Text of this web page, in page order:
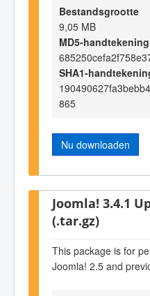
Bestandsgrootte
9,05 MB
MD5-handtekening
SHA1-
865
Nu downloaden
Joomla! 3.4.1
(.tar.gz)
This package is for
Joomla! 2.5 and